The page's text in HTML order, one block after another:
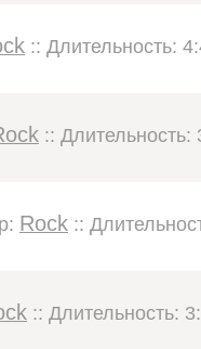
:: Длительность:
:: Длительность:
Rock ::
:: Длительность: